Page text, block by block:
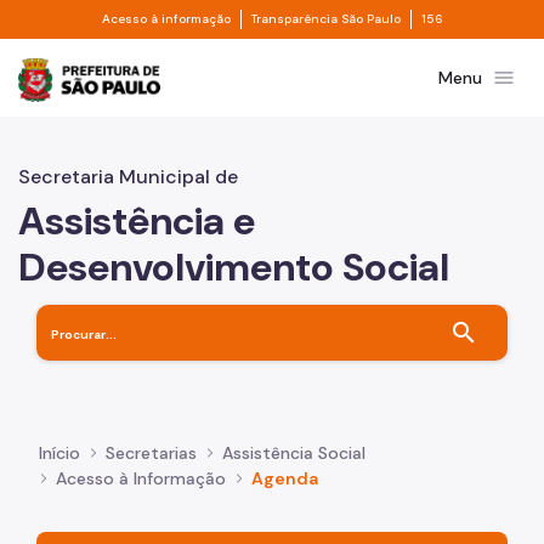
Pular para o Conteúdo principal
Acesso à informação Divisor de acesso à informação
Transparência São Paulo Divisor de
156
Prefeitura de São PauloMenu menu
Secretaria Municipal de
Assistência e
Desenvolvimento Social
search
Início Secretarias
Assistência Social
Acesso à Informação
Agenda